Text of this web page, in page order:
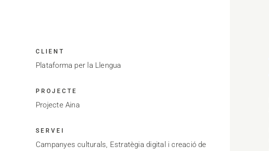
CLIENT
Plataforma per la Llengua
PROJECTE
Projecte Aina
SERVEI
Campanyes culturals, Estratègia digital i creació de